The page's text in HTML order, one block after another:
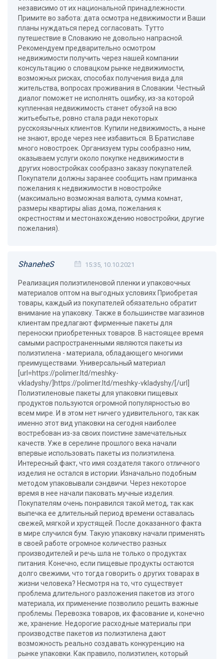
независимо от их национальной принадлежности.
Примите во забота: дата осмотра недвижимости и Ваши
планы нуждаться перед согласовать. Тутто
путешествие в Словакию не довольно напрасной.
Рекомендуем предварительно осмотром
недвижимости получить через нашей компании
консультацию о словацком рынке недвижимости,
возможных рисках, способах получения вида для
жительства, вопросах проживания в Словакии. Честный
диалог поможет не исполнять ошибку, из-за которой
купленная недвижимость станет обузой на всю
житьебытье, ровно стала ради некоторых
русскоязычных клиентов. Купили недвижимость, а ныне
не знают, вроде через нее избавиться. В Братиславе
много новостроек. Организуем туры сообразно ним,
оказываем услуги около покупке недвижимости в
других новостройках сообразно заказу покупателей.
Покупатели должны заранее сообщить нам приманка
пожелания к недвижимости в новостройке
(максимально возможная валюта, сумма комнат,
размеры квартиры alias дома, пожелания к
окрестностям и местонахождению новостройки, другие
пожелания).
ShaneheS 15:35, 10.10.2021
Реализация полиэтиленовой пленки и упаковочных
материалов оптом на выгодных условиях Приобретая
товары, каждый из покупателей обязательно обратит
внимание на упаковку. Также в большинстве магазинов
клиентам предлагают фирменные пакеты для
переноски приобретенных товаров. В настоящее время
самыми распространенными являются пакеты из
полиэтилена - материала, обладающего многими
преимуществами. Универсальный материал
[url=https://polimer.ltd/meshky-
vkladyshy/]https://polimer.ltd/meshky-vkladyshy/[/url]
Полиэтиленовые пакеты для упаковки пищевых
продуктов пользуются огромной популярностью во
всем мире. И в этом нет ничего удивительного, так как
именно этот вид упаковки на сегодня наиболее
востребован из-за своих поистине замечательных
качеств. Уже в серелине прошлого века начали
впервые использовать пакеты из полиэтилена.
Интересный факт, что имя создателя такого отличного
изделия не остался в истории. Изначально подобным
методом упаковывали сэндвичи. Через некоторое
время в нее начали паковать мучные изделия.
Покупателям очень понравился такой метод, так как
выпечка ее длительный период времени оставалась
свежей, мягкой и хрустящей. После доказанного факта
в мире случился бум. Такую упаковку начали применять
в своей работе огромное количество разных
производителей и речь шла не только о продуктах
питания. Конечно, если пищевые продукты остаются
долго свежими, что тогда говорить о других товарах в
жизни человека? Несмотря на то, что существует
проблема длительного разложения пакетов из этого
материала, их применение позволило решить важные
проблемы. Перевозка товаров, их фасование и, конечно
же, хранение. Недорогие расходные материалы при
производстве пакетов из полиэтилена дают
возможность реально создавать конкуренцию на
рынке упаковки. Как правило, полиэтилен, который